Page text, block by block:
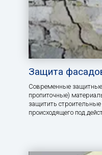
Защита
Современные
пропиточные)
защитить
происходящего под